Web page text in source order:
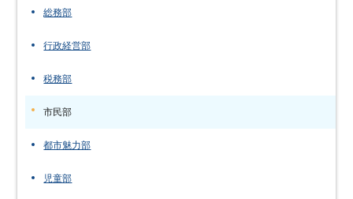
総務部
行政経営部
税務部
市民部
都市魅力部
児童部